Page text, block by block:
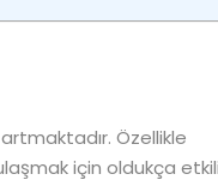
Özellikle
için oldukça etkili